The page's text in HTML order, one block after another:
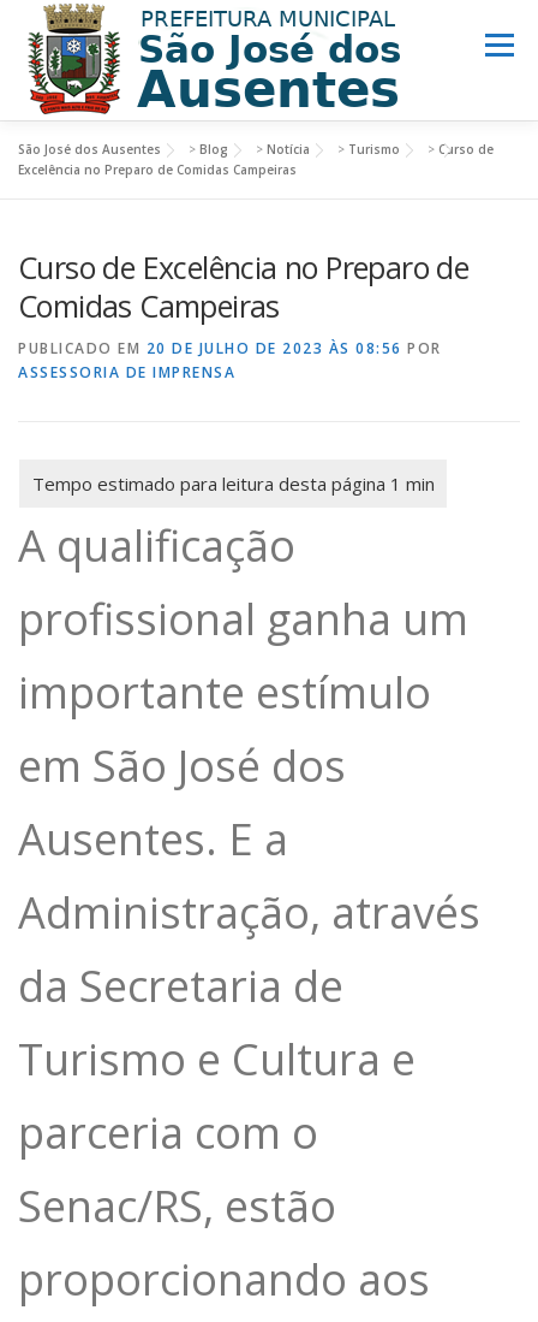
Menu
MUNICÍPIO PREFEITURA
NOTÍCIAS ACESSO INFORMAÇÃO LINKS ÚTEIS
São José dos Ausentes > Blog > Notícia > Turismo > Curso de
Excelência no Preparo de Comidas Campeiras
Curso de Excelência no Preparo de
Comidas Campeiras
PUBLICADO EM 20 DE JULHO DE 2023 ÀS 08:56 POR
ASSESSORIA DE IMPRENSA
A qualificação
profissional ganha um
importante estímulo
em São José dos
Ausentes. E a
Administração, através
da Secretaria de
Turismo e Cultura e
parceria com o
Senac/RS, estão
proporcionando aos